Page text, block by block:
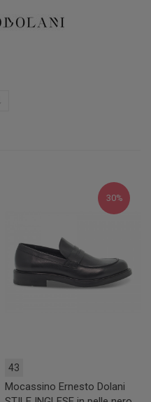
30%
43
Mocassino Ernesto Dolani